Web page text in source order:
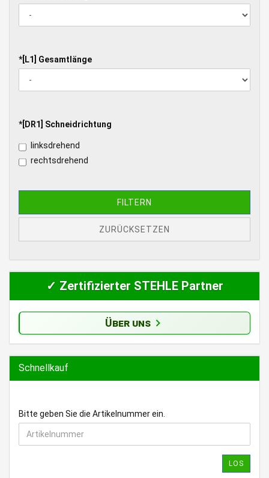
[L3]
SCHAFT-
LÄNGE
*
[L1]
GESAMTLÄNGE
*[L1] Gesamtlänge
*
SCHNEIDRICHTUNG
*[DR1] Schneidrichtung
linksdrehend
rechtsdrehend
FILTERN
ZURÜCKSETZEN
✓ Zertifizierter STEHLE Partner
Über uns
Schnellkauf
BITTE
GEBEN
SIE
Bitte geben Sie die Artikelnummer ein.
LOS